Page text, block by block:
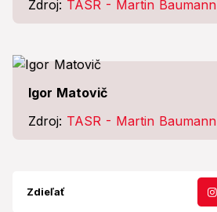
Zdroj: TASR - Martin Baumann
Igor Matovič
Zdroj: TASR - Martin Baumann
Zdieľať